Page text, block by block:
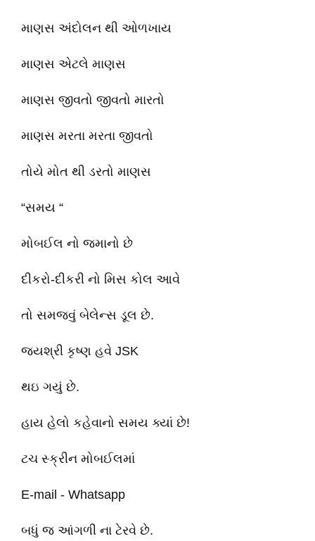
માણસ અંદોલન થી ઓળખાય
માણસ એટલે માણસ
માણસ જીવતો જીવતો મારતો
માણસ મરતા મરતા જીવતો
તોયે મોત થી ડરતો માણસ
“સમય “
મોબઈલ નો જમાનો છે
દીકરો-દીકરી નો મિસ કોલ આવે
તો સમજવું બેલેન્સ ડૂલ છે.
જયશ્રી કૃષ્ણ હવે JSK
થઇ ગયું છે.
હાય હેલો કહેવાનો સમય ક્યાં છે!
ટચ સ્ક્રીન મોબઈલમાં
E-mail - Whatsapp
બધું જ આંગળી ના ટેરવે છે.